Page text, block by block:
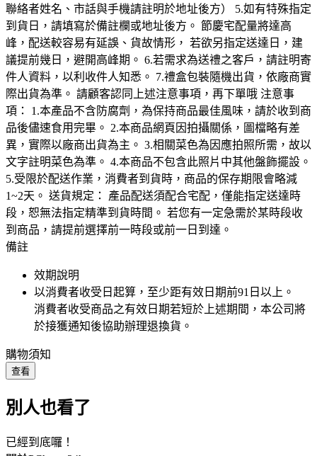
聯絡者姓名、市話與手機請註明於地址後方） 5.如有特殊指定
到貨日，請填寫於備註欄或地址後方。 節慶宅配量將達高
峰，配送較容易有延誤、貨故情形， 若欲另指定送達日，建
議提前幾日，避開高峰期。 6.若需求為送禮之客戶，請註明寄
件人資料，以利收件人知悉。 7.禮盒包裝隨機出貨，依廠商實
際出貨為準。 請顧客認同上述注意事項，再下單哦 注意事
項： 1.本產品不含防腐劑，為保持商品最佳風味，請於收到商
品後儘速食用完畢。 2.本商品網頁因拍攝關係，圖檔略有差
異，實際以廠商出貨為主。 3.相關菜色為因應拍照所需，故以
文字註明菜色為準。 4.本商品不包含此照片中其他盤飾擺設。
5.受限於配送作業，消費者到貨時，商品的保存期限會略減
1~2天。 送貨規定： 產品配送須配合宅配，僅能指定送達時
段，恕無法指定精準到貨時間。 若您有一定急需於某時段收
到商品，請提前選擇前一時段或前一日到達。
備註
效期說明
以消費者收受日起算，至少距有效日期前91 日以上。
消費者收受商品之有效日期若短於上述期間，本公司將
於接獲通知後協助辦理退換貨。
購物須知
查看
別人也看了
已經到底囉！